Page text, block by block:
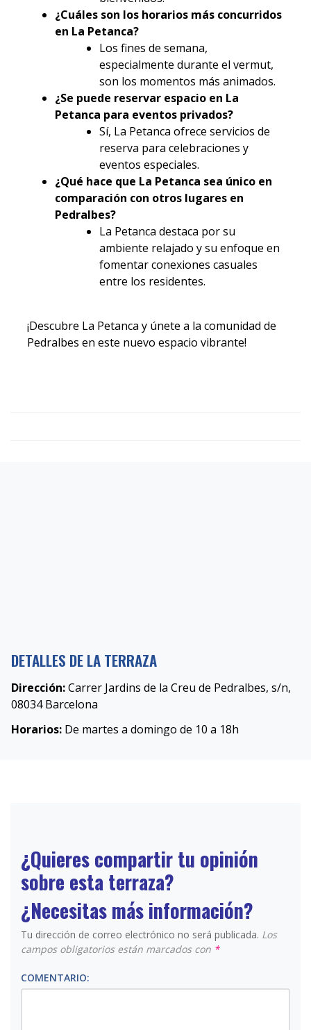
¿Cuáles son los horarios más concurridos
en La Petanca?
Los fines de semana,
especialmente durante el vermut,
son los momentos más animados.
¿Se puede reservar espacio en La
Petanca para eventos privados?
Sí, La Petanca ofrece servicios de
reserva para celebraciones y
eventos especiales.
¿Qué hace que La Petanca sea único en
comparación con otros lugares en
Pedralbes?
La Petanca destaca por su
ambiente relajado y su enfoque en
fomentar conexiones casuales
entre los residentes.
¡Descubre La Petanca y únete a la comunidad de
Pedralbes en este nuevo espacio vibrante!
DETALLES DE LA TERRAZA
Dirección:Carrer Jardins de la Creu de Pedralbes, s/n,
08034 Barcelona
Horarios: De martes a domingo de 10 a 18h
¿Quieres compartir tu opinión
sobre esta terraza?
¿Necesitas más información?
Tu dirección de correo electrónico no será publicada. Los
campos obligatorios están marcados con *
COMENTARIO: